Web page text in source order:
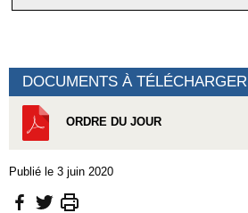
DOCUMENTS À TÉLÉCHARGER
ORDRE DU JOUR
Publié le 3 juin 2020